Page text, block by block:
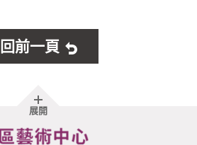
回前一頁
展開胖
尾